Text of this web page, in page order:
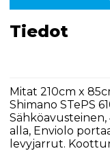
Tiedot
Mitat 210cm x
Shimano STePS
alla, Enviolo
levyjarrut.